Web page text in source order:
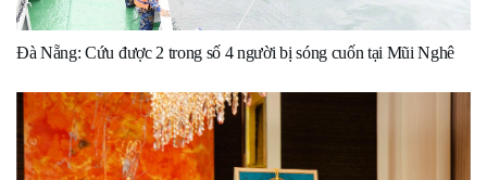
Đà Nẵng: Cứu được 2 trong số 4 người bị sóng cuốn tại Mũi Nghê